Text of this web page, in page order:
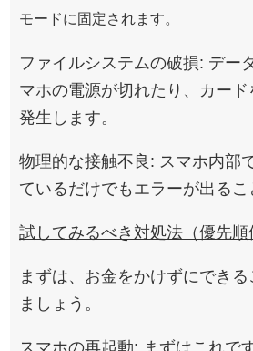
モードに固定されます。
ファイルシステムの破損: デー
マホの電源が切れたり、カード
発生します。
物理的な接触不良: スマホ内部
ているだけでもエラーが出るこ
試してみるべき対処法（優先順
まずは、お金をかけずにでき
ましょう。
スマホの再起動: まずはこれで